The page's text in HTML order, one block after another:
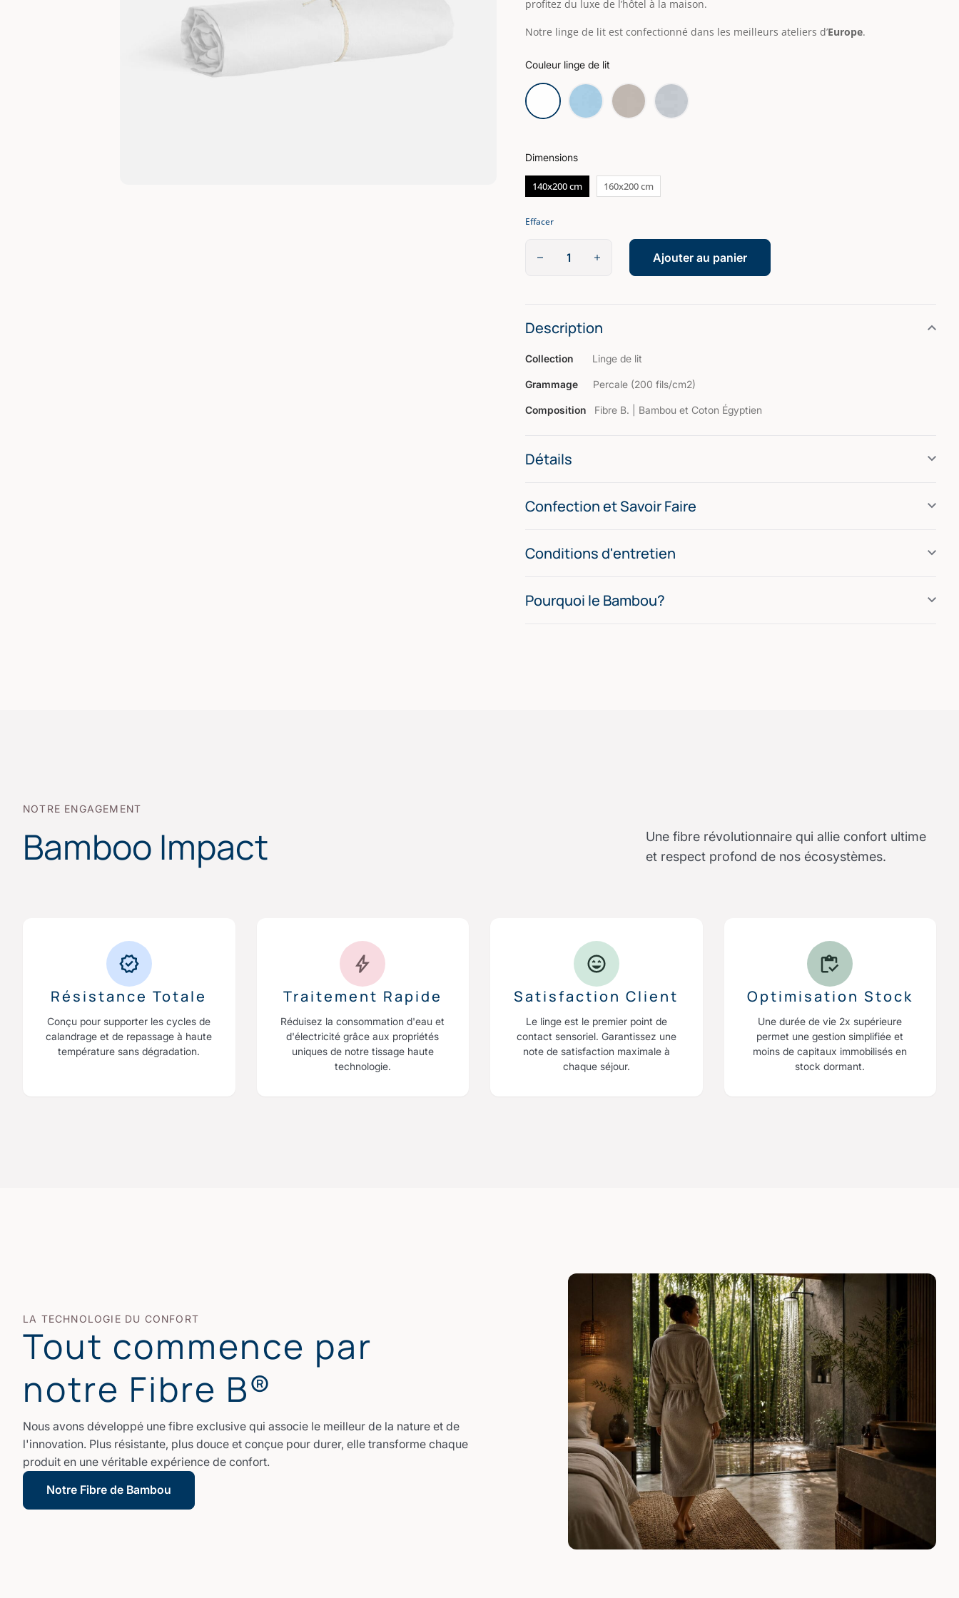
profitez du luxe de l’hôtel à la maison.
Notre linge de lit est confectionné dans les meilleurs ateliers d’Europe.
Couleur linge de lit
Dimensions
140x200 cm 160x200 cm
Effacer
Ajouter au panier
Description
Collection Linge de lit
Grammage Percale (200 fils/cm2)
Composition Fibre B. | Bambou et Coton Égyptien
Détails
Confection et Savoir Faire
Conditions d'entretien
Pourquoi le Bambou?
NOTRE ENGAGEMENT
Bamboo Impact
Une fibre révolutionnaire qui allie confort ultime
et respect profond de nos écosystèmes.
Résistance Totale
Conçu pour supporter les cycles de
calandrage et de repassage à haute
température sans dégradation.
Traitement Rapide
Réduisez la consommation d'eau et
d'électricité grâce aux propriétés
uniques de notre tissage haute
technologie.
Satisfaction Client
Le linge est le premier point de
contact sensoriel. Garantissez une
note de satisfaction maximale à
chaque séjour.
Optimisation Stock
Une durée de vie 2x supérieure
permet une gestion simplifiée et
moins de capitaux immobilisés en
stock dormant.
LA TECHNOLOGIE DU CONFORT
Tout commence par
notre Fibre B®
Nous avons développé une fibre exclusive qui associe le meilleur de la nature et de
l'innovation. Plus résistante, plus douce et conçue pour durer, elle transforme chaque
produit en une véritable expérience de confort.
Notre Fibre de Bambou